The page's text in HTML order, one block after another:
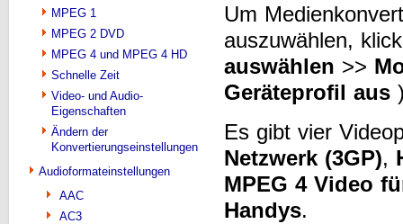
MPEG 1
MPEG 2 DVD
MPEG 4 und MPEG 4 HD
Schnelle Zeit
Video- und Audio-
Eigenschaften
Ändern der
Konvertierungseinstellungen
Audioformateinstellungen
AAC
AC3
Um
auszuwählen,
auswählen >>
Geräteprofil aus
Es gibt vier
Netzwerk (3GP),
MPEG 4 Video
Handys.